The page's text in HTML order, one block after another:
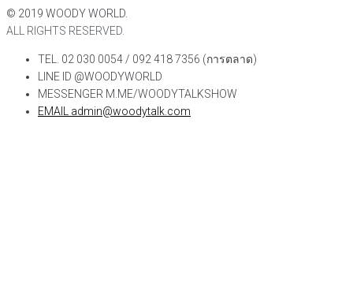
© 2019 WOODY WORLD.
ALL RIGHTS RESERVED.
TEL. 02 030 0054 / 092 418 7356 (การตลาด)
LINE ID @WOODYWORLD
MESSENGER M.ME/WOODYTALKSHOW
EMAIL admin@woodytalk.com